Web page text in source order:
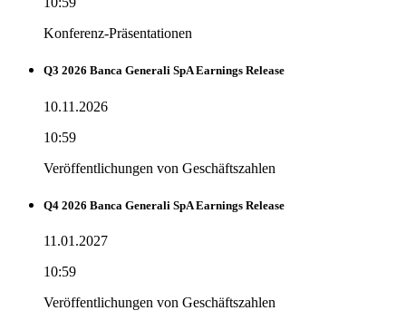
Konferenz-Präsentationen
Q3 2026 Banca Generali SpA Earnings Release
10.11.2026
10:59
Veröffentlichungen von Geschäftszahlen
Q4 2026 Banca Generali SpA Earnings Release
11.01.2027
10:59
Veröffentlichungen von Geschäftszahlen